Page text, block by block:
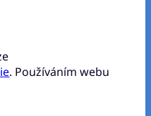
. Používáním webu